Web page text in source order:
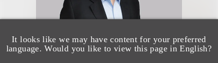
It looks like we may have content for your preferred
language. Would you like to view this page in English?